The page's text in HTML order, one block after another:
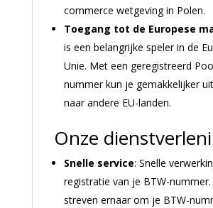
commerce wetgeving in Polen.
Toegang tot de Europese
is een belangrijke speler in de
Unie. Met een geregistreerd
nummer kun je gemakkelijker
naar andere EU-landen.
Onze
Snelle service: Snelle
registratie van je BTW-nummer.
streven ernaar om je BTW-